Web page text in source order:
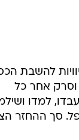
להשבת
וסרק אחר כל
איתר כ-143 אלף סטודנטים שעבדו, למדו
ששילמו בכפל. סך ההחזר